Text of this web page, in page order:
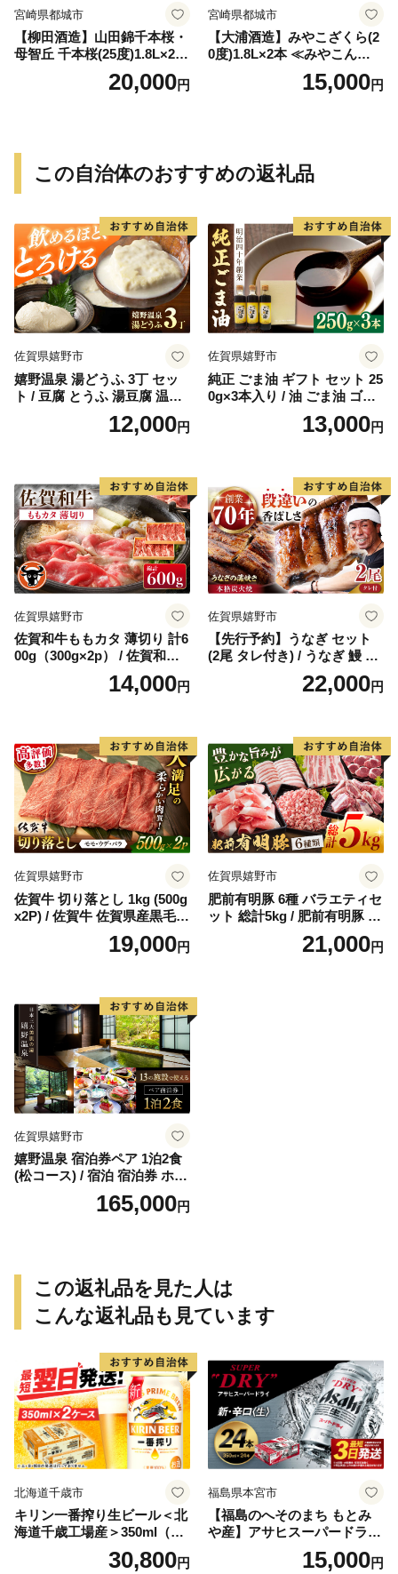
宮崎県都城市
【柳田酒造】山田錦千本桜・
母智丘 千本桜(25度)1.8L×2本
≪みやこんじょ特急便≫_AC
20,000円
宮崎県都城市
【大浦酒造】みやこざくら(2
0度)1.8L×2本 ≪みやこんじょ
特急便≫_MJ-077115,000円
この自治体のおすすめの返礼品
佐賀県嬉野市
嬉野温泉 湯どうふ 3丁 セッ
ト / 豆腐 とうふ 湯豆腐 温泉
湯豆腐 嬉野温泉 九州 佐賀 嬉
野【藤川とうふ店】 [NBT00
12,000円
佐賀県嬉野市
純正 ごま油 ギフト セット 25
0g×3本入り / 油 ごま油 ゴマ
油 胡麻 【山下製油】 [NBE0
13,000円
佐賀県嬉野市
佐賀和牛ももカタ 薄切り 計6
00g（300g×2p） / 佐賀和牛
佐賀県産黒毛和牛 牛肉【一
ノ瀬畜産】 [NAC029]14,000円
佐賀県嬉野市
【先行予約】うなぎ セット
(2尾 タレ付き) / うなぎ 鰻 ウ
ナギ 炭火 炭火焼き 蒲焼 蒲焼
き【森うなぎ屋】 [NAK004]
22,000円
佐賀県嬉野市
佐賀牛 切り落とし 1kg (500g
x2P) / 佐賀牛 佐賀県産黒毛和
牛 牛肉 切り落とし 切落し
【桑原畜産】 ［NAB027］
19,000円
佐賀県嬉野市
肥前有明豚 6種 バラエティセ
ット 総計5kg / 肥前有明豚 豚
肉 豚 切り落とし きりおとし
ミンチ ロース ヒレカツ バラ
21,000円
佐賀県嬉野市
嬉野温泉 宿泊券ペア 1泊2食
(松コース) / 宿泊 宿泊券 ホテ
ル 旅館 温泉 嬉野温泉 旅行
観光 佐賀 嬉野【嬉野温泉 旅
165,000円
この返礼品を見た人は
こんな返礼品も見ています
北海道千歳市
キリン一番搾り生ビール＜北
海道千歳工場産＞350ml（24
30,800円
福島県本宮市
【福島のへそのまち もとみ
や産】アサヒスーパードライ
350ml×24本 合計8.4L 1ケー
ス アルコール度数5% 缶ビー
15,000円